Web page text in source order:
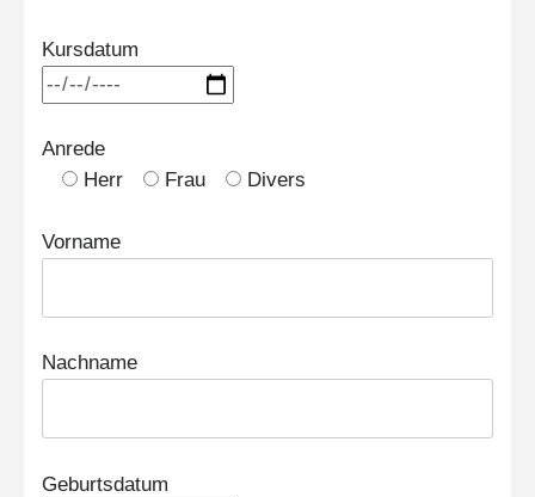
Kursdatum
Anrede
Herr
Frau Divers
Vorname
Nachname
Geburtsdatum